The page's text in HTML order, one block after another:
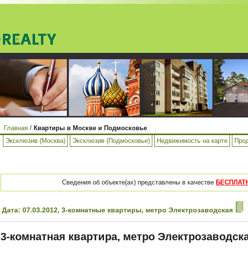
Главная / Квартиры в Москве и Подмосковье
Эксклюзив (Москва)
Эксклюзив (Подмосковье) Недвижимость на карте
Сведения об объекте(ах) представлены в качестве
Дата: 07.03.2012, 3-комнатные квартиры, метро Электрозаводская
3-комнатная квартира, метро